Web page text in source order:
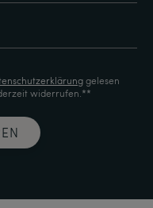
gelesen
widerrufen.**